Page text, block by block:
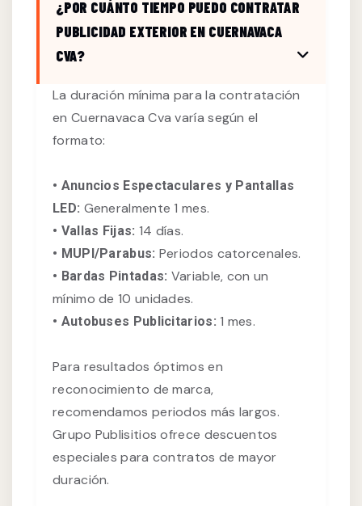
¿POR CUÁNTO TIEMPO PUEDO CONTRATAR
PUBLICIDAD EXTERIOR EN CUERNAVACA
CVA?
La duración mínima para la contratación
en Cuernavaca Cva varía según el
formato:
• Anuncios Espectaculares y Pantallas
LED: Generalmente 1 mes.
• Vallas Fijas: 14 días.
• MUPI/Parabus: Periodos catorcenales.
• Bardas Pintadas: Variable, con un
mínimo de 10 unidades.
• Autobuses Publicitarios: 1 mes.
Para resultados óptimos en
reconocimiento de marca,
recomendamos periodos más largos.
Grupo Publisitios ofrece descuentos
especiales para contratos de mayor
duración.